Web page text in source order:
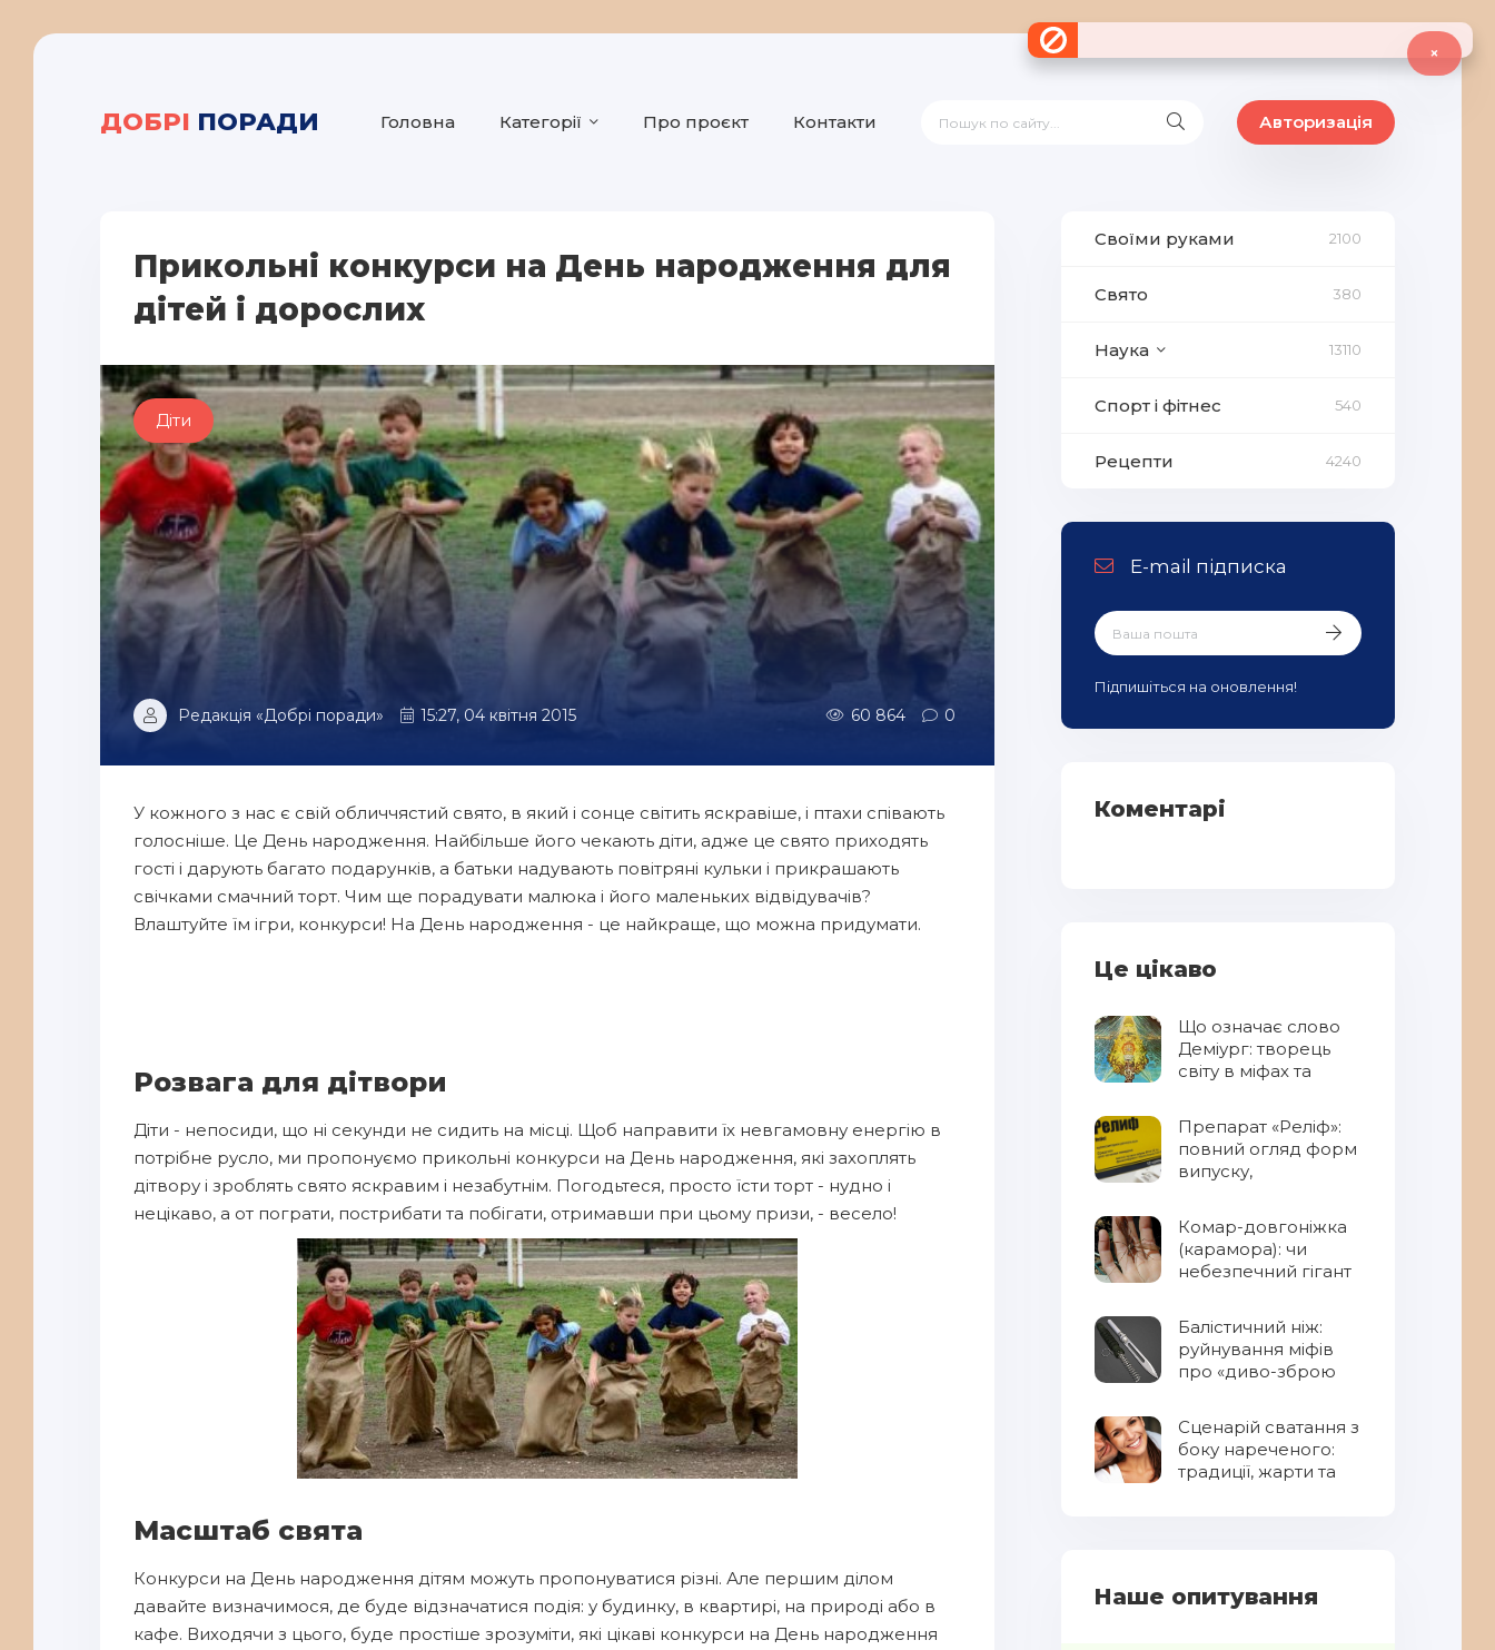
ДОБРІ ПОРАДИ Головна Категорії Про проєкт Контакти Авторизація
Прикольні конкурси на День народження для
дітей і дорослих
Діти
Редакція «Добрі поради» 15:27, 04 квітня 2015 60 864 0
У кожного з нас є свій обличчястий свято, в який і сонце світить яскравіше, і птахи співають
голосніше. Це День народження. Найбільше його чекають діти, адже це свято приходять
гості і дарують багато подарунків, а батьки надувають повітряні кульки і прикрашають
свічками смачний торт. Чим ще порадувати малюка і його маленьких відвідувачів?
Влаштуйте їм ігри, конкурси! На День народження - це найкраще, що можна придумати.
Розвага для дітвори
Діти - непосиди, що ні секунди не сидить на місці. Щоб направити їх невгамовну енергію в
потрібне русло, ми пропонуємо прикольні конкурси на День народження, які захоплять
дітвору і зроблять свято яскравим і незабутнім. Погодьтеся, просто їсти торт - нудно і
нецікаво, а от пограти, пострибати та побігати, отримавши при цьому призи, - весело!
Масштаб свята
Конкурси на День народження дітям можуть пропонуватися різні. Але першим ділом
давайте визначимося, де буде відзначатися подія: у будинку, в квартирі, на природі або в
кафе. Виходячи з цього, буде простіше зрозуміти, які цікаві конкурси на День народження
Своїми руками 2100
Свято 380
Наука 13110
Спорт і фітнес 540
Рецепти 4240
E-mail підписка
Підпишіться на оновлення!
Коментарі
Це цікаво
Що означає слово
Деміург: творець
світу в міфах та
Препарат «Реліф»:
повний огляд форм
випуску,
правил
застосування
Комар-довгоніжка
(карамора): чи
небезпечний гігант
Балістичний ніж:
руйнування міфів
про «диво-зброю
Сценарій сватання з
боку нареченого:
традиції, жарти та
Наше опитування
×